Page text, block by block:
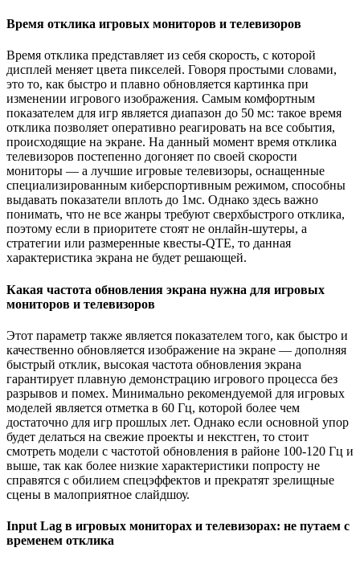
Время отклика игровых мониторов и телевизоров
Время отклика представляет из себя скорость, с которой
дисплей меняет цвета пикселей. Говоря простыми словами,
это то, как быстро и плавно обновляется картинка при
изменении игрового изображения. Самым комфортным
показателем для игр является диапазон до 50 мс: такое время
отклика позволяет оперативно реагировать на все события,
происходящие на экране. На данный момент время отклика
телевизоров постепенно догоняет по своей скорости
мониторы — а лучшие игровые телевизоры, оснащенные
специализированным киберспортивным режимом, способны
выдавать показатели вплоть до 1мс. Однако здесь важно
понимать, что не все жанры требуют сверхбыстрого отклика,
поэтому если в приоритете стоят не онлайн-шутеры, а
стратегии или размеренные квесты-QTE, то данная
характеристика экрана не будет решающей.
Какая частота обновления экрана нужна для игровых
мониторов и телевизоров
Этот параметр также является показателем того, как быстро и
качественно обновляется изображение на экране — дополняя
быстрый отклик, высокая частота обновления экрана
гарантирует плавную демонстрацию игрового процесса без
разрывов и помех. Минимально рекомендуемой для игровых
моделей является отметка в 60 Гц, которой более чем
достаточно для игр прошлых лет. Однако если основной упор
будет делаться на свежие проекты и некстген, то стоит
смотреть модели с частотой обновления в районе 100-120 Гц и
выше, так как более низкие характеристики попросту не
справятся с обилием спецэффектов и прекратят зрелищные
сцены в малоприятное слайдшоу.
Input Lag в игровых мониторах и телевизорах: не путаем с
временем отклика